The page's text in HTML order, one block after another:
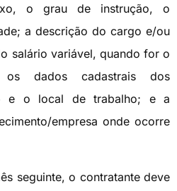
o grau de instrução, o
a descrição do cargo e/ou
salário variável, quando for o
dados cadastrais dos
e o local de trabalho; e a
empresa onde ocorre
seguinte, o contratante deve